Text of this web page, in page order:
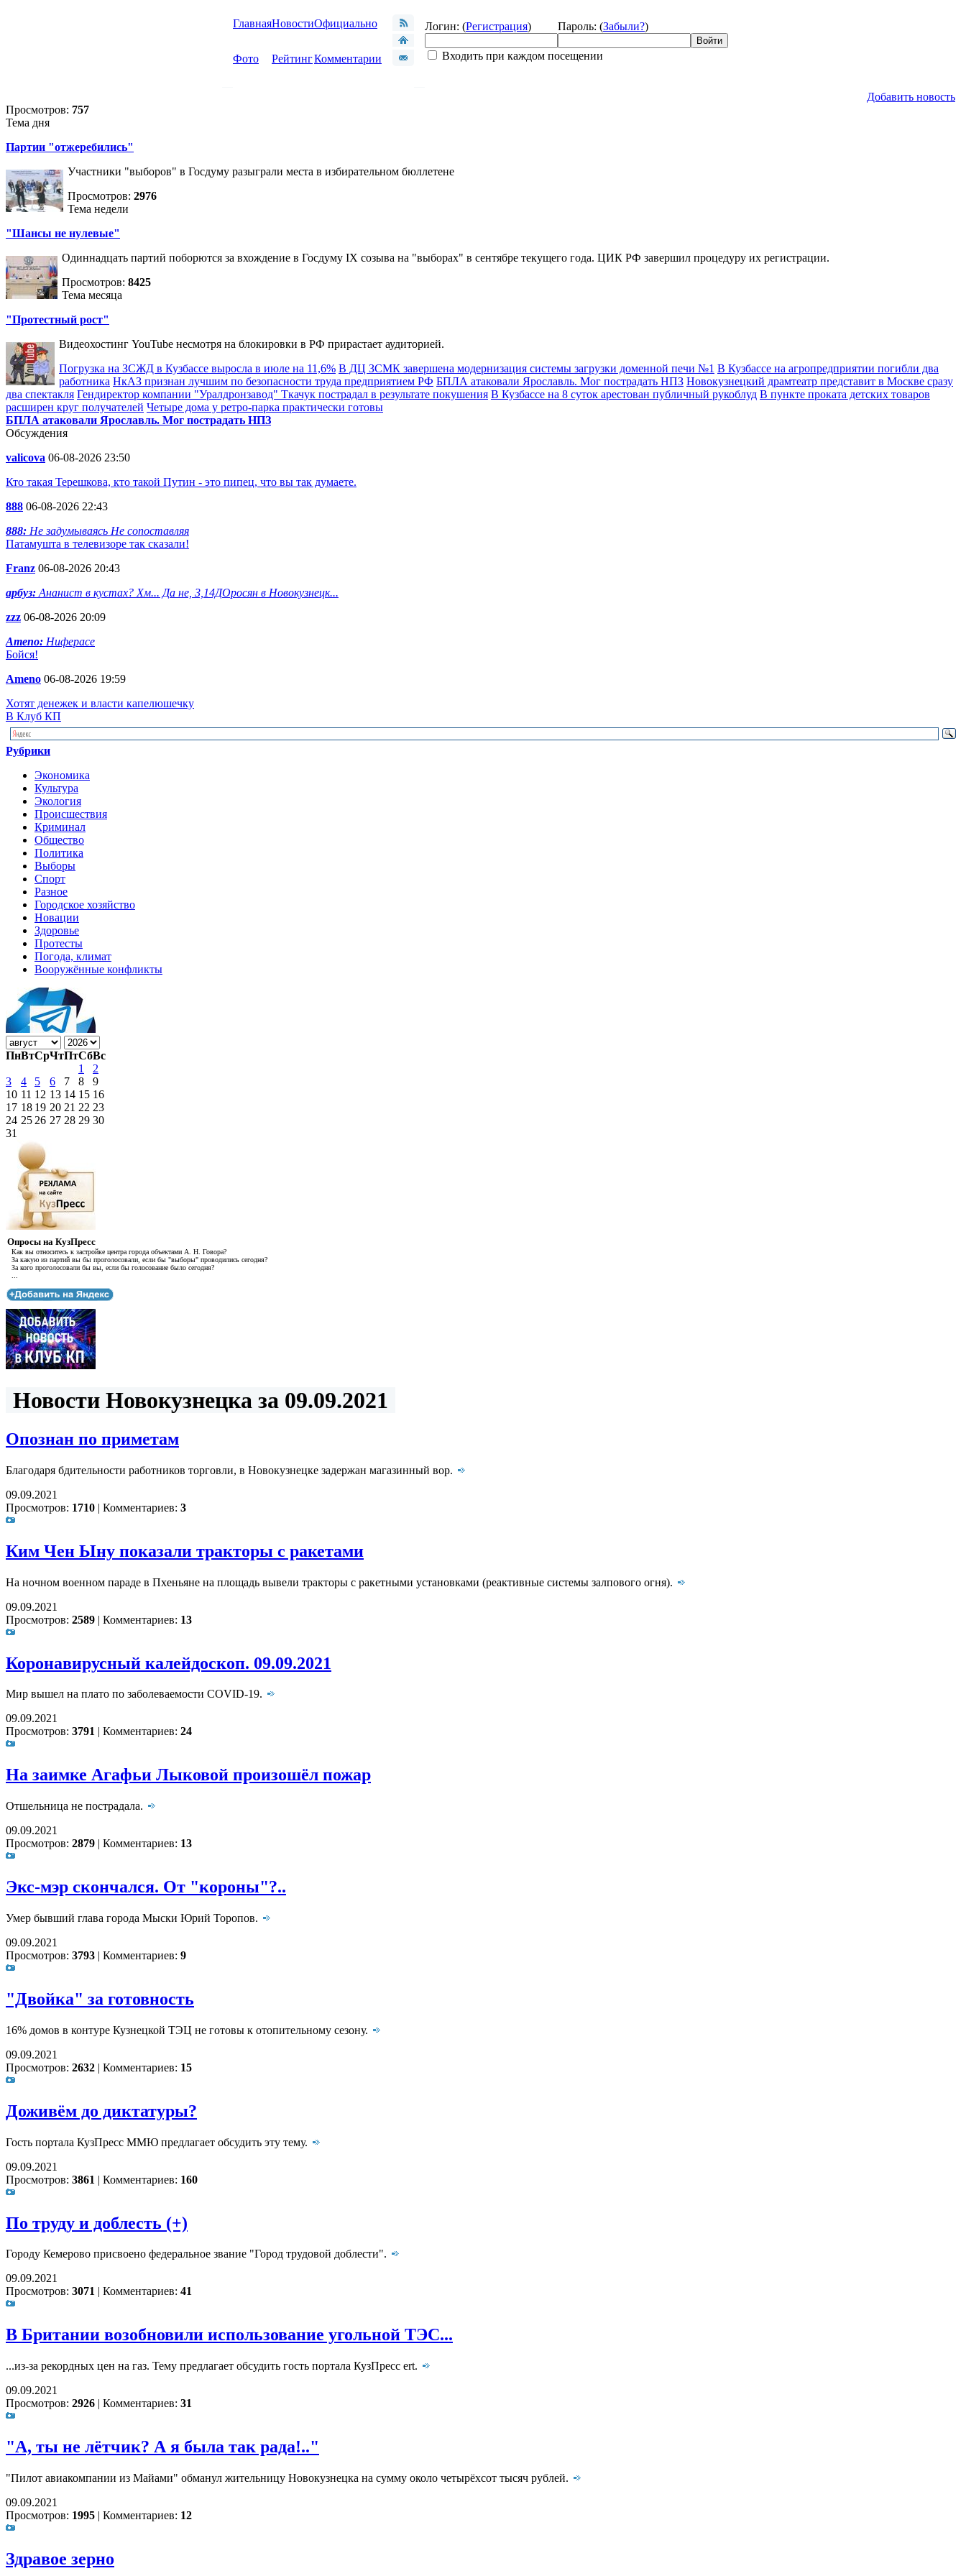
ГлавнаяНовостиОфициально
Фото РейтингКомментарии
Логин: (Регистрация) Пароль: (Забыли?)
Входить при каждом посещении
Добавить новость
Просмотров: 757
Тема дня
Партии "отжеребились"
Участники "выборов" в Госдуму разыграли места в избирательном бюллетене
Просмотров: 2976
Тема недели
"Шансы не нулевые"
Одиннадцать партий поборются за вхождение в Госдуму IX созыва на "выборах" в сентябре текущего года. ЦИК РФ завершил процедуру их регистрации.
Просмотров: 8425
Тема месяца
"Протестный рост"
Видеохостинг YouTube несмотря на блокировки в РФ прирастает аудиторией.
Погрузка на ЗСЖД в Кузбассе выросла в июле на 11,6% В ДЦ ЗСМК завершена модернизация системы загрузки доменной печи №1 В Кузбассе на агропредприятии погибли два
работника НкАЗ признан лучшим по безопасности труда предприятием РФ БПЛА атаковали Ярославль. Мог пострадать НПЗ Новокузнецкий драмтеатр представит в Москве сразу
два спектакля Гендиректор компании "Уралдронзавод" Ткачук пострадал в результате покушения В Кузбассе на 8 суток арестован публичный рукоблуд В пункте проката детских товаров
расширен круг получателей Четыре дома у ретро-парка практически готовы
БПЛА атаковали Ярославль. Мог пострадать НПЗ
Обсуждения
valicova 06-08-2026 23:50
Кто такая Терешкова, кто такой Путин - это пипец, что вы так думаете.
888 06-08-2026 22:43
888: Не задумываясь Не сопоставляя
Патамушта в телевизоре так сказали!
Franz 06-08-2026 20:43
арбуз: Ананист в кустах? Хм... Да не, 3,14ДОросян в Новокузнецк...
zzz 06-08-2026 20:09
Ameno: Ниферасе
Бойся!
Ameno 06-08-2026 19:59
Хотят денежек и власти капелюшечку
В Клуб КП
Рубрики
Экономика
Культура
Экология
Происшествия
Криминал
Общество
Политика
Выборы
Спорт
Разное
Городское хозяйство
Новации
Здоровье
Протесты
Погода, климат
Вооружённые конфликты
ПнВтСрЧтПтСбВс
1
2
3
4 5 6 7 8
9
10 11 12 13 14 15 16
17 18 19 20 21 22 23
24 25 26 27 28 29 30
31
Опросы на КузПресс
Как вы относитесь к застройке центра города объектами А. Н. Говора?
За какую из партий вы бы проголосовали, если бы "выборы" проводились сегодня?
За кого проголосовали бы вы, если бы голосование было сегодня?
Новости Новокузнецка за 09.09.2021
Опознан по приметам
Благодаря бдительности работников торговли, в Новокузнецке задержан магазинный вор.
09.09.2021
Просмотров: 1710 | Комментариев: 3
Ким Чен Ыну показали тракторы с ракетами
На ночном военном параде в Пхеньяне на площадь вывели тракторы с ракетными установками (реактивные системы залпового огня).
09.09.2021
Просмотров: 2589 | Комментариев: 13
Коронавирусный калейдоскоп. 09.09.2021
Мир вышел на плато по заболеваемости COVID-19.
09.09.2021
Просмотров: 3791 | Комментариев: 24
На заимке Агафьи Лыковой произошёл пожар
Отшельница не пострадала.
09.09.2021
Просмотров: 2879 | Комментариев: 13
Экс-мэр скончался. От "короны"?..
Умер бывший глава города Мыски Юрий Торопов.
09.09.2021
Просмотров: 3793 | Комментариев: 9
"Двойка" за готовность
16% домов в контуре Кузнецкой ТЭЦ не готовы к отопительному сезону.
09.09.2021
Просмотров: 2632 | Комментариев: 15
Доживём до диктатуры?
Гость портала КузПресс ММЮ предлагает обсудить эту тему.
09.09.2021
Просмотров: 3861 | Комментариев: 160
По труду и доблесть (+)
Городу Кемерово присвоено федеральное звание "Город трудовой доблести".
09.09.2021
Просмотров: 3071 Комментариев: 41
В Британии возобновили использование угольной ТЭС...
...из-за рекордных цен на газ. Тему предлагает обсудить гость портала КузПресс ert.
09.09.2021
Просмотров: 2926 | Комментариев: 31
"А, ты не лётчик? А я была так рада!.."
"Пилот авиакомпании из Майами" обманул жительницу Новокузнецка на сумму около четырёхсот тысяч рублей.
09.09.2021
Просмотров: 1995 | Комментариев: 12
Здравое зерно